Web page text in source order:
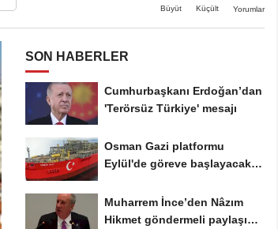
Büyüt Küçült Yorumlar
SON HABERLER
Cumhurbaşkanı Erdoğan’dan
'Terörsüz Türkiye' mesajı
Osman Gazi platformu
Eylül'de göreve başlayacak...
Muharrem İnce’den Nâzım
Hikmet göndermeli paylaşım: